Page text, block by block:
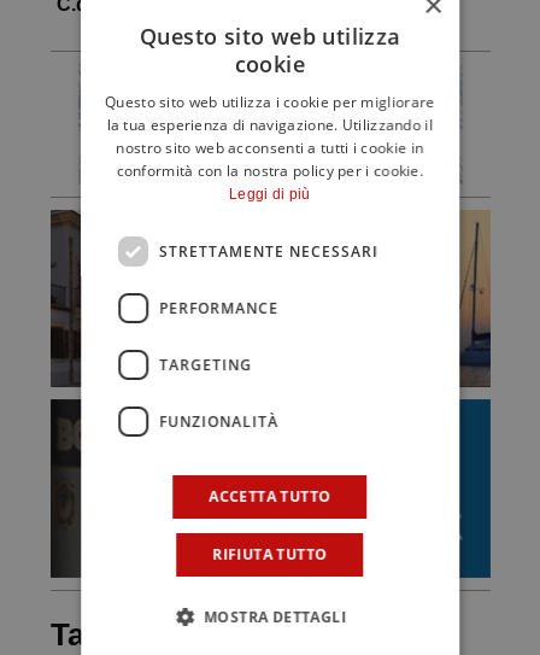
Tag
Questo sito web utilizza
cookie
Questo sito web utilizza i cookie per migliorare
la tua esperienza di navigazione. Utilizzando il
nostro sito web acconsenti a tutti i cookie in
conformità con la nostra policy per i cookie.
Leggi di più
STRETTAMENTE NECESSARI
PERFORMANCE
TARGETING
FUNZIONALITÀ
ACCETTA TUTTO
RIFIUTA TUTTO
MOSTRA DETTAGLI